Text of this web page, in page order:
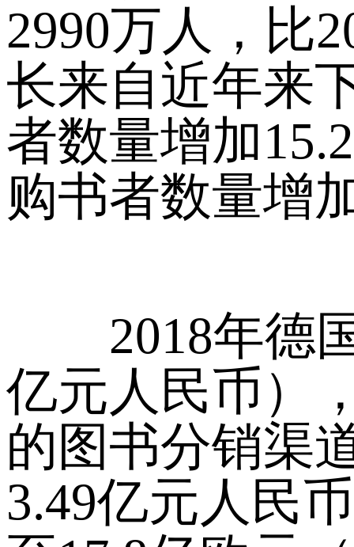
2990万人，比
长来自近年来
者数量增加
购书者数量增
2018年德国
亿元人民币）
的图书分销渠
3.49亿元人民